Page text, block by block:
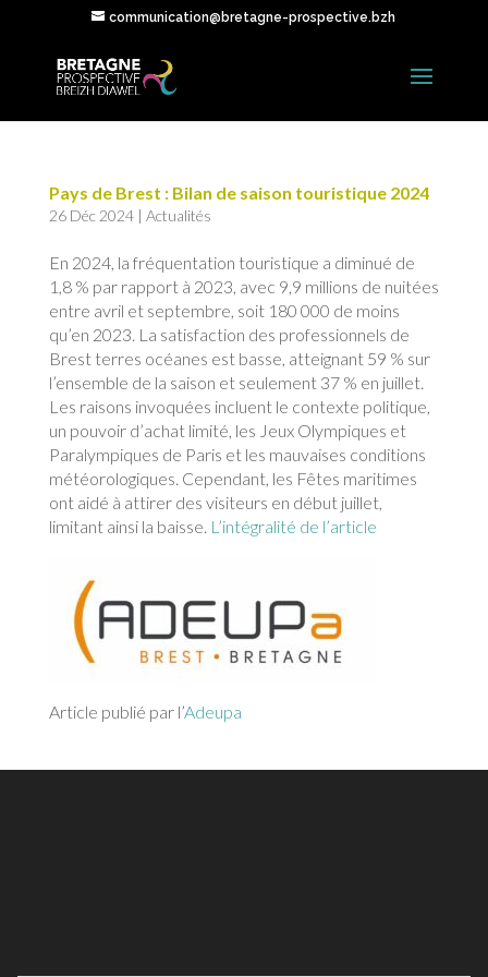
communication@bretagne-prospective.bzh
Pays de Brest : Bilan de saison touristique 2024
26 Déc 2024| Actualités
En 2024, la fréquentation touristique a diminué de
1,8 % par rapport à 2023, avec 9,9 millions de nuitées
entre avril et septembre, soit 180 000 de moins
qu’en 2023. La satisfaction des professionnels de
Brest terres océanes est basse, atteignant 59 % sur
l’ensemble de la saison et seulement 37 % en juillet.
Les raisons invoquées incluent le contexte politique,
un pouvoir d’achat limité, les Jeux Olympiques et
Paralympiques de Paris et les mauvaises conditions
météorologiques. Cependant, les Fêtes maritimes
ont aidé à attirer des visiteurs en début juillet,
limitant ainsi la baisse. L’intégralité de l’article
Article publié par l’Adeupa